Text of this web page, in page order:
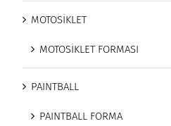
MOTOSİKLET
MOTOSİKLET FORMASI
PAINTBALL
PAINTBALL FORMA